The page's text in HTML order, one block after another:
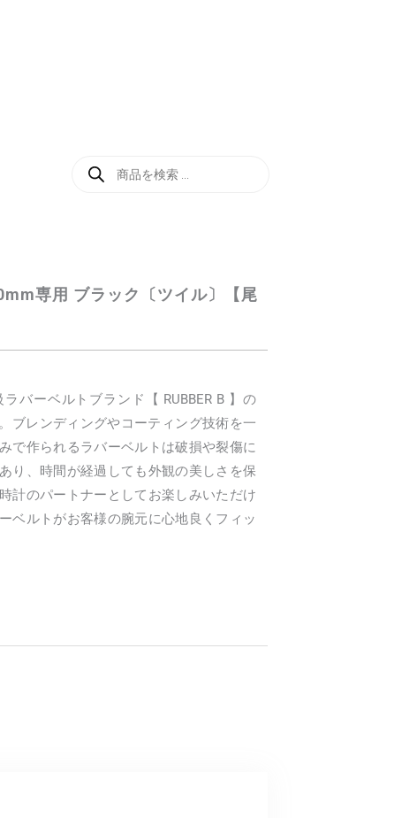
専用 ブラック〔ツイル〕【尾
バーベルトブランド【 RUBBER B 】の
ブレンディングやコーティング技術を一
で作られるラバーベルトは破損や裂傷に
り、時間が経過しても外観の美しさを保
計のパートナーとしてお楽しみいただけ
ベルトがお客様の腕元に心地良くフィッ